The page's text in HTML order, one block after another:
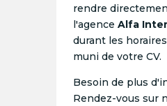
rendre
l'agence Alfa
durant les
muni de votre CV.
Besoin de plus
Rendez-vous sur